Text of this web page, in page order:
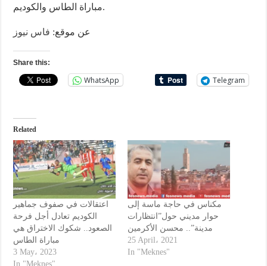
مباراة الطاس والكوديم.
عن موقع: فاس نيوز
Share this:
WhatsApp Telegram
Related
اعتقالات في صفوف جماهير
الكوديم تعادل أجل فرحة
الصعود.. شكوك الاختراق هي
مباراة الطاس
3 May، 2023
In "Meknes"
مكناس في حاجة ماسة إلى
حوار مديني حول”انتظارات
مدينة”.. محسن الأكرمين
25 April، 2021
In "Meknes"